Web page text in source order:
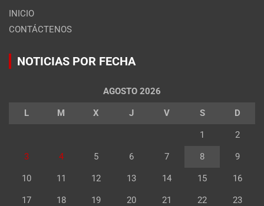
INICIO
CONTÁCTENOS
NOTICIAS POR FECHA
AGOSTO 2026
L M X J V S D
1 2
3 4 5 6 7 8 9
10 11 12 13 14 15 16
17 18 19 20 21 22 23